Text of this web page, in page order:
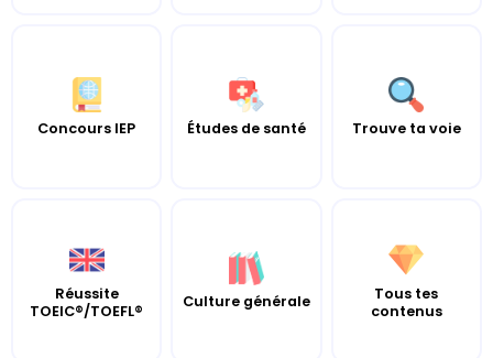
Concours IEP Études de santé Trouve ta voie
Réussite
TOEIC®/TOEFL®
Culture générale
Tous tes
contenus